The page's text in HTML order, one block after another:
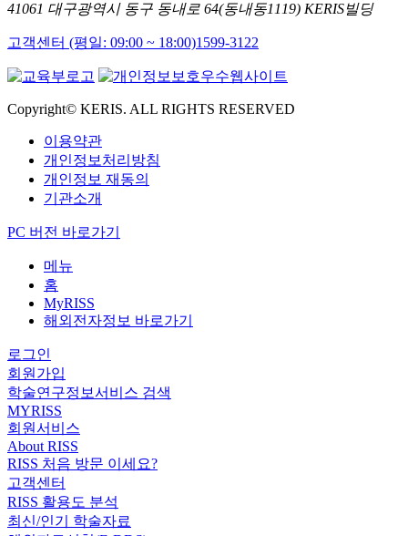
41061 대구광역시 동구 동내로 64(동내동1119) KERIS빌딩
고객센터 (평일: 09:00 ~ 18:00)1599-3122
Copyright© KERIS. ALL RIGHTS RESERVED
이용약관
개인정보처리방침
개인정보 재동의
기관소개
PC 버전 바로가기
메뉴
홈
MyRISS
해외전자정보 바로가기
로그인
회원가입
학술연구정보서비스 검색
MYRISS
회원서비스
About RISS
RISS 처음 방문 이세요?
고객센터
RISS 활용도 분석
최신/인기 학술자료